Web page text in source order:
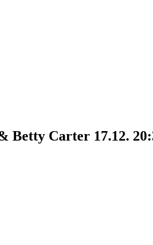
Betty Carter 17.12.